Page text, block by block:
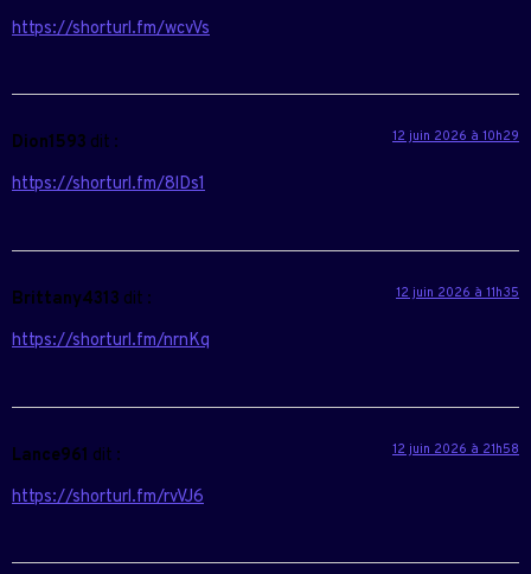
https://shorturl.fm/wcvVs
Dion1593 dit : 12 juin 2026 à 10h29
https://shorturl.fm/8lDs1
Brittany4313 dit : 12 juin 2026 à 11h35
https://shorturl.fm/nrnKq
Lance961 dit : 12 juin 2026 à 21h58
https://shorturl.fm/rvVJ6